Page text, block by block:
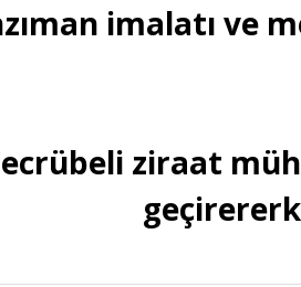
imalatı ve
ziraat